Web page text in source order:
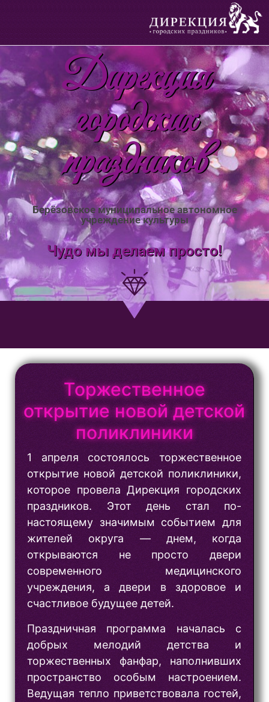
Дирекция
городских
праздников
Берёзовское муниципальное автономное
учреждение культуры
Чудо мы делаем просто!
Торжественное
открытие новой детской
поликлиники
1 апреля состоялось торжественное
открытие новой детской поликлиники,
которое провела Дирекция городских
праздников. Этот день стал по-
настоящему значимым событием для
жителей округа — днем, когда
открываются не просто двери
современного медицинского
учреждения, а двери в здоровое и
счастливое будущее детей.
Праздничная программа началась с
добрых мелодий детства и
торжественных фанфар, наполнивших
пространство особым настроением.
Ведущая тепло приветствовала гостей,